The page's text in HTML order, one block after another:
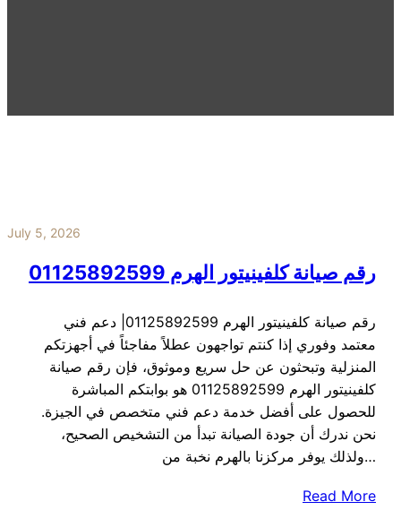
July 5, 2026
رقم صيانة كلفينيتور الهرم 01125892599
رقم صيانة كلفينيتور الهرم 01125892599| دعم فني
معتمد وفوري إذا كنتم تواجهون عطلاً مفاجئاً في أجهزتكم
المنزلية وتبحثون عن حل سريع وموثوق، فإن رقم صيانة
كلفينيتور الهرم 01125892599 هو بوابتكم المباشرة
للحصول على أفضل خدمة دعم فني متخصص في الجيزة.
نحن ندرك أن جودة الصيانة تبدأ من التشخيص الصحيح،
ولذلك يوفر مركزنا بالهرم نخبة من…
Read More